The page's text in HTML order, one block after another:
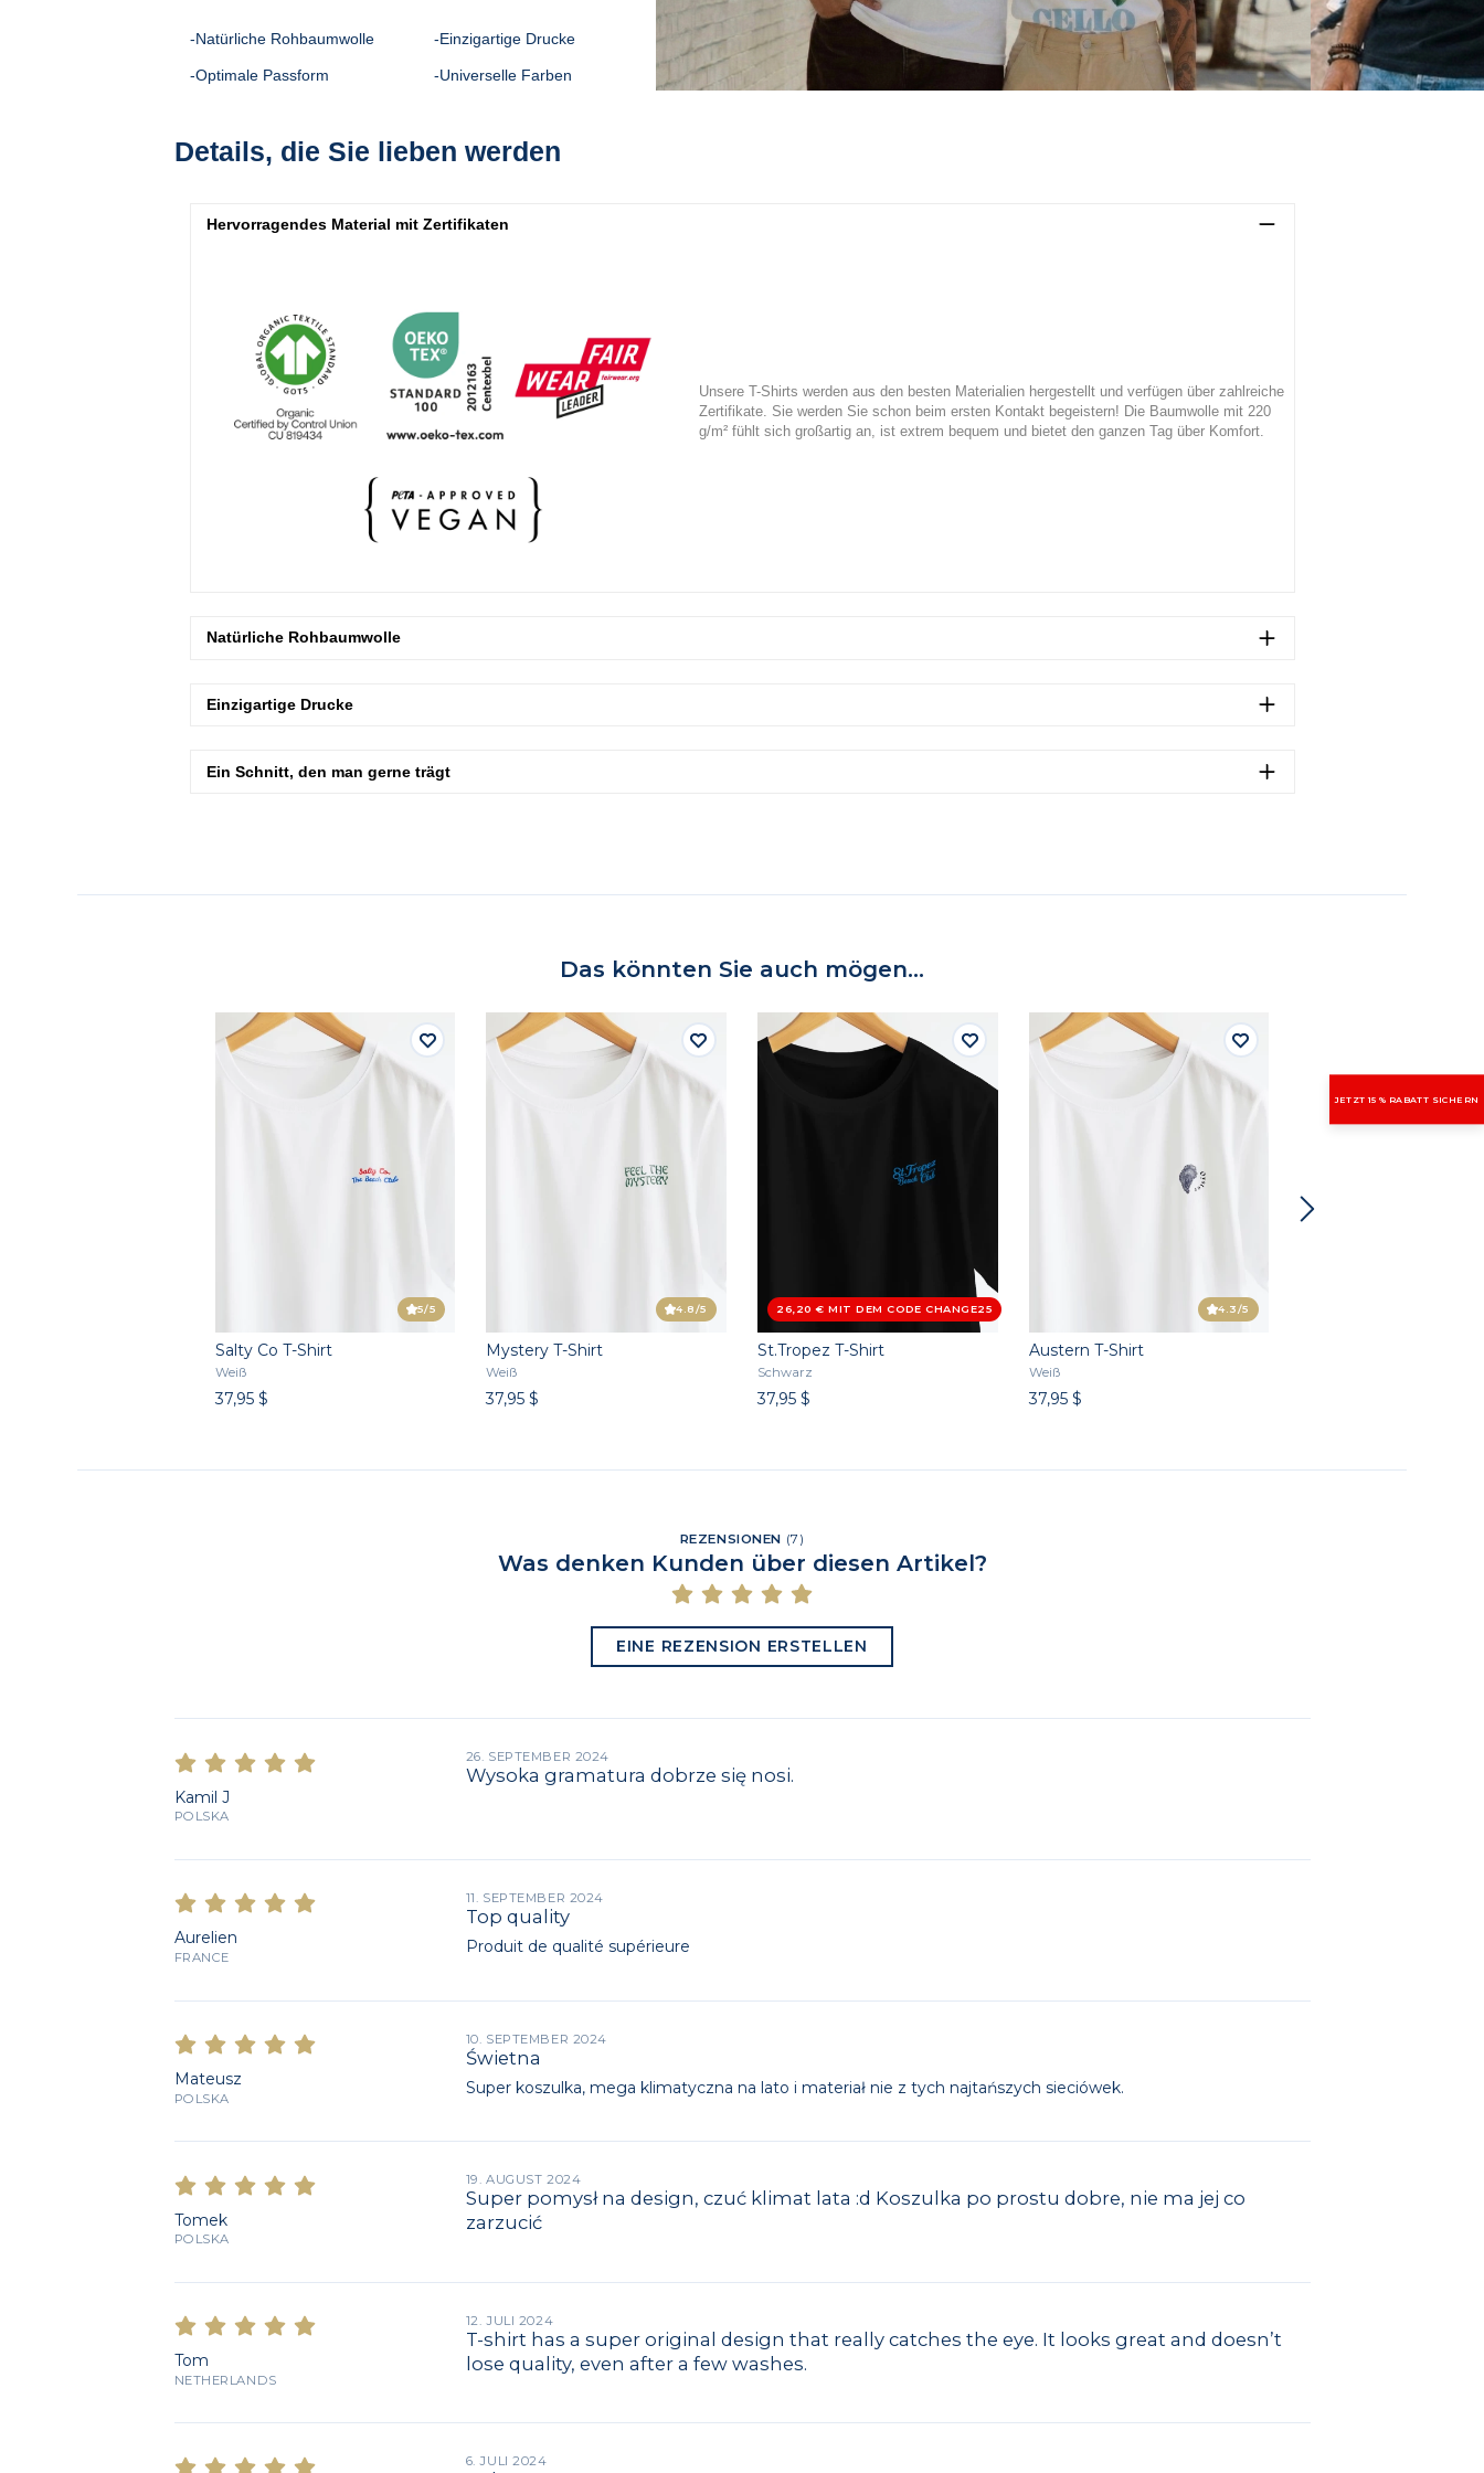
-Natürliche Rohbaumwolle -Einzigartige Drucke
-Optimale Passform -Universelle Farben
Details, die Sie lieben werden
Hervorragendes Material mit Zertifikaten
Unsere T-Shirts werden aus den besten Materialien hergestellt und verfügen über zahlreiche
Zertifikate. Sie werden Sie schon beim ersten Kontakt begeistern! Die Baumwolle mit 220
g/m² fühlt sich großartig an, ist extrem bequem und bietet den ganzen Tag über Komfort.
Natürliche Rohbaumwolle
Einzigartige Drucke
Ein Schnitt, den man gerne trägt
Das könnten Sie auch mögen...
5/5
Salty Co T-Shirt
Weiß
37,95 $
4.8/5
Mystery T-Shirt
Weiß
37,95 $
26,20 € MIT DEM CODE CHANGE25
4.5/5
St.Tropez T-Shirt
Schwarz
37,95 $
4.3/5
Austern T-Shirt
Weiß
37,95 $
REZENSIONEN (7 )
Was denken Kunden über diesen Artikel?
EINE REZENSION ERSTELLEN
Kamil J
POLSKA
26. SEPTEMBER 2024
Wysoka gramatura dobrze się nosi.
Aurelien
FRANCE
11. SEPTEMBER 2024
Top quality
Produit de qualité supérieure
Mateusz
POLSKA
10. SEPTEMBER 2024
Świetna
Super koszulka, mega klimatyczna na lato i materiał nie z tych najtańszych sieciówek.
Tomek
POLSKA
19. AUGUST 2024
Super pomysł na design, czuć klimat lata :d Koszulka po prostu dobre, nie ma jej co
zarzucić
Tom
NETHERLANDS
12. JULI 2024
T-shirt has a super original design that really catches the eye. It looks great and doesn’t
lose quality, even after a few washes.
6. JULI 2024
JETZT 15 % RABATT SICHERN